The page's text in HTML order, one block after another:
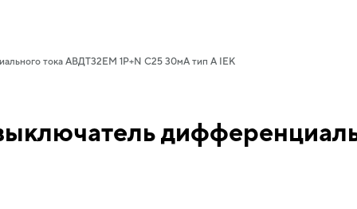
тока АВДТ32EM 1P+N C25 30мА тип A IEK